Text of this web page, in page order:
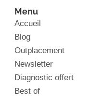
Menu
Accueil
Blog
Outplacement
Newsletter
Diagnostic offert
Best of